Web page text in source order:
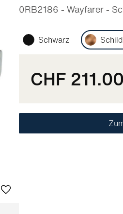
0RB2186 - Wayfarer -
Schwarz
CHF 211.00